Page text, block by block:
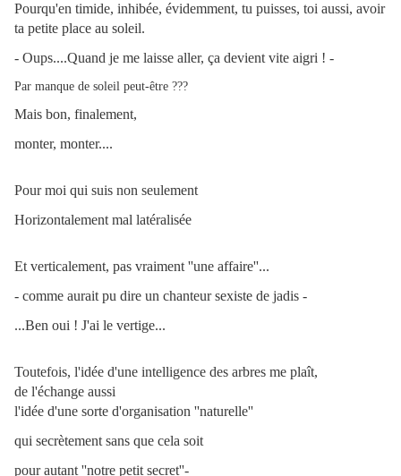
Pourqu'en timide, inhibée, évidemment, tu puisses, toi aussi, avoir
ta petite place au soleil.
- Oups....Quand je me laisse aller, ça devient vite aigri ! -
Par manque de soleil peut-être ???
Mais bon, finalement,
monter, monter....
Pour moi qui suis non seulement
Horizontalement mal latéralisée
Et verticalement, pas vraiment ''une affaire''...
- comme aurait pu dire un chanteur sexiste de jadis -
...Ben oui ! J'ai le vertige...
Toutefois, l'idée d'une intelligence des arbres me plaît,
de l'échange aussi
l'idée d'une sorte d'organisation ''naturelle''
qui secrètement sans que cela soit
pour autant ''notre petit secret''-